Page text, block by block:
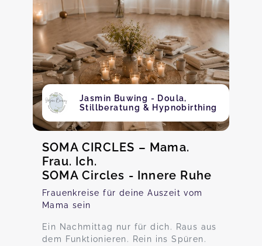
Jasmin Buwing - Doula,
Stillberatung & Hypnobirthing
SOMA CIRCLES – Mama.
Frau. Ich.
SOMA Circles - Innere Ruhe
Frauenkreise für deine Auszeit vom
Mama sein
Ein Nachmittag nur für dich. Raus aus
dem Funktionieren. Rein ins Spüren.